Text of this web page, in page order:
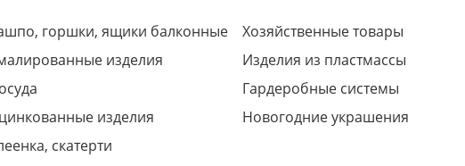
горшки, ящики балконные
изделия
изделия
скатерти
Хозяйственные товары
Изделия из пластмассы
Гардеробные системы
Новогодние украшения
всех банков
оплату